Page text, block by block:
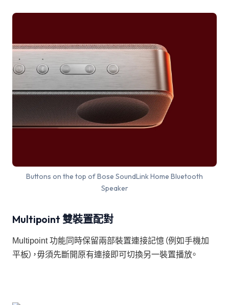
Buttons on the top of Bose SoundLink Home Bluetooth
Speaker
Multipoint 雙裝置配對
Multipoint 功能同時保留兩部裝置連接記憶（例如手機加
平板），毋須先斷開原有連接即可切換另一裝置播放。